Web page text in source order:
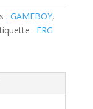
:GAMEBOY,
: FRG